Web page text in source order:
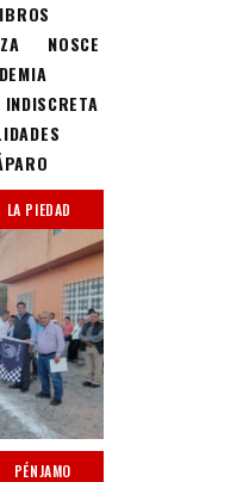
NOSCE
INDISCRETA
LA PIEDAD
PÉNJAMO